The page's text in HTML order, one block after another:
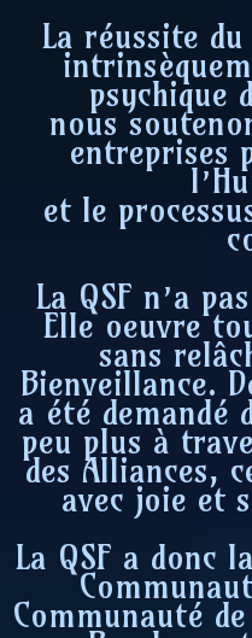
La réussite
psychique
nous
entreprises
et le
La QSF n’a
Elle oeuvre
sans
Bienveillance.
a été demandé
peu plus à
des Alliances,
avec joie et
La QSF a donc
Communauté